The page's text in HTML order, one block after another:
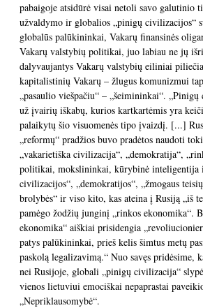
pabaigoje atsidūrė visai netoli savo galutinio
užvaldymo ir globalios „pinigų civilizacijos“
globalūs palūkininkai, Vakarų finansinės
Vakarų valstybių politikai, juo labiau ne jų
dalyvaujantys Vakarų valstybių eiliniai
kapitalistinių Vakarų – žlugus komunizmui
„pasaulio viešpačiu“ – „šeimininkai“.
už įvairių iškabų, kurios kartkartėmis yra
palaikytų šio visuomenės tipo įvaizdį. [...]
„reformų“ pradžios buvo pradėtos naudoti
„vakarietiška civilizacija“, „demokratija“,
politikai, mokslininkai, kūrybinė inteligentija
civilizacijos“, „demokratijos“, „žmogaus
brolybės“ ir viso kito, kas ateina į Rusiją „iš
pamėgo žodžių junginį „rinkos ekonomika“.
ekonomika“ aiškiai prisidengia
patys palūkininkai, prieš kelis šimtus metų
paskolą legalizavimą.“ Nuo savęs pridėsime,
nei Rusijoje, globali „pinigų civilizacija“
vienos lietuviui emociškai nepaprastai
„Nepriklausomybė“.